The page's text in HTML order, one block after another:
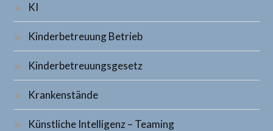
KI
Kinderbetreuung Betrieb
Kinderbetreuungsgesetz
Krankenstände
Künstliche Intelligenz – Teaming